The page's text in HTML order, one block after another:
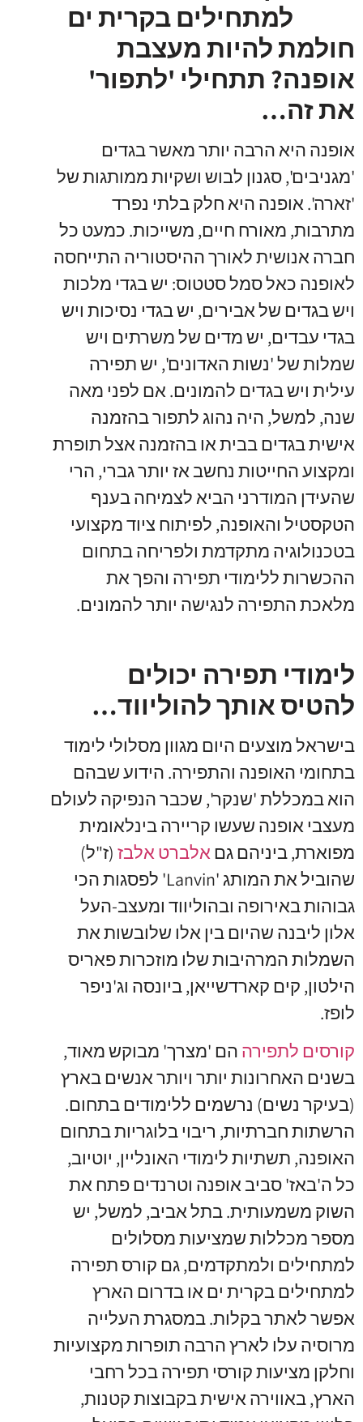
חולמת להיות מעצבת
אופנה? תתחילי 'לתפור'
את זה…
אופנה היא הרבה יותר מאשר בגדים
'מגניבים', סגנון לבוש ושקיות ממותגות של
'זארה'. אופנה היא חלק בלתי נפרד
מתרבות, מאורח חיים, משייכות. כמעט כל
חברה אנושית לאורך ההיסטוריה התייחסה
לאופנה כאל סמל סטטוס: יש בגדי מלכות
ויש בגדים של אבירים, יש בגדי נסיכות ויש
בגדי עבדים, יש מדים של משרתים ויש
שמלות של 'נשות האדונים', יש תפירה
עילית ויש בגדים להמונים. אם לפני מאה
שנה, למשל, היה נהוג לתפור בהזמנה
אישית בגדים בבית או בהזמנה אצל תופרת
ומקצוע החייטות נחשב אז יותר גברי, הרי
שהעידן המודרני הביא לצמיחה בענף
הטקסטיל והאופנה, לפיתוח ציוד מקצועי
בטכנולוגיה מתקדמת ולפריחה בתחום
ההכשרות ללימודי תפירה והפך את
מלאכת התפירה לנגישה יותר להמונים.
לימודי תפירה יכולים
להטיס אותך להוליווד…
בישראל מוצעים היום מגוון מסלולי לימוד
בתחומי האופנה והתפירה. הידוע שבהם
הוא במכללת 'שנקר', שכבר הנפיקה לעולם
מעצבי אופנה שעשו קריירה בינלאומית
מפוארת, ביניהם גםאלברט אלבז (ז"ל)
שהוביל את המותג 'Lanvin' לפסגות הכי
גבוהות באירופה ובהוליווד ומעצב-העל
אלון ליבנה שהיום בין אלו שלובשות את
השמלות המרהיבות שלו מוזכרות פאריס
הילטון, קים קארדשייאן, ביונסה וג'ניפר
לופז.
קורסים לתפירה הם 'מצרך' מבוקש מאוד,
בשנים האחרונות יותר ויותר אנשים בארץ
(בעיקר נשים) נרשמים ללימודים בתחום.
הרשתות חברתיות, ריבוי בלוגריות בתחום
האופנה, תשתיות לימודי האונליין, יוטיוב,
כל ה'באז' סביב אופנה וטרנדים פתח את
השוק משמעותית. בתל אביב, למשל, יש
מספר מכללות שמציעות מסלולים
למתחילים ולמתקדמים, גם קורס תפירה
למתחילים בקרית ים או בדרום הארץ
אפשר לאתר בקלות. במסגרת העלייה
מרוסיה עלו לארץ הרבה תופרות מקצועיות
וחלקן מציעות קורסי תפירה בכל רחבי
הארץ, באווירה אישית בקבוצות קטנות,